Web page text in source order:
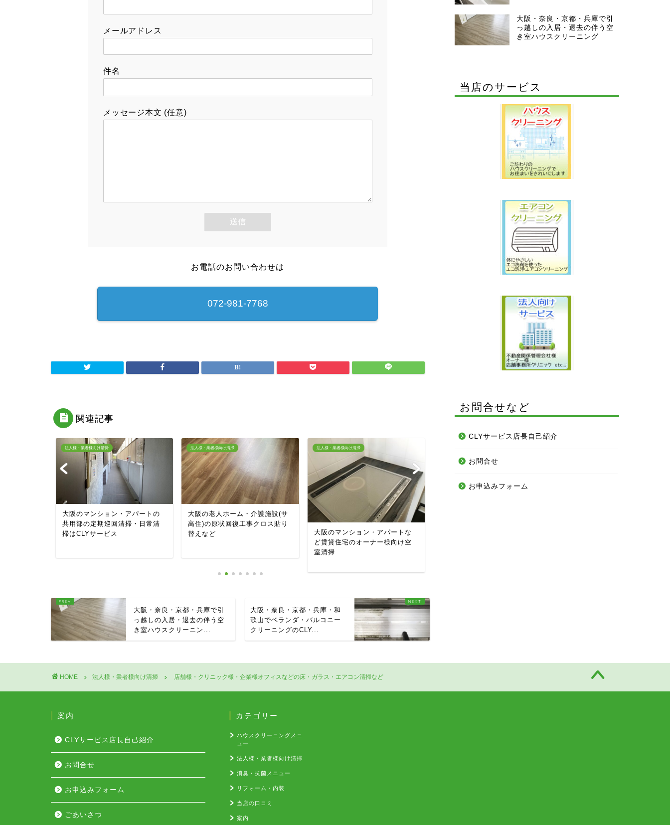
メールアドレス
件名
メッセージ本文 (任意)
お電話のお問い合わせは
072-981-7768
関連記事
法人様・業者様向け清掃
大阪のマンション・アパートの
共用部の定期巡回清掃・日常清
掃はCLYサービス
法人様・業者様向け清掃
大阪の老人ホーム・介護施設(サ
高住)の原状回復工事クロス貼り
替えなど
法人様・業者様向け清掃
大阪のマンション・アパートな
ど賃貸住宅のオーナー様向け空
室清掃
大阪・奈良・京都・兵庫で引
っ越しの入居・退去の伴う空
き室ハウスクリーニン...
大阪・奈良・京都・兵庫・和
歌山でベランダ・バルコニー
クリーニングのCLY...
大阪・奈良・京都・兵庫で引
っ越しの入居・退去の伴う空
き室ハウスクリーニング
当店のサービス
お問合せなど
CLYサービス店長自己紹介
お問合せ
お申込みフォーム
HOME 法人様・業者様向け清掃 店舗様・クリニック様・企業様オフィスなどの床・ガラス・エアコン清掃など
案内
CLYサービス店長自己紹介
お問合せ
お申込みフォーム
ごあいさつ
カテゴリー
ハウスクリーニングメニ
ュー
法人様・業者様向け清掃
消臭・抗菌メニュー
リフォーム・内装
当店の口コミ
案内